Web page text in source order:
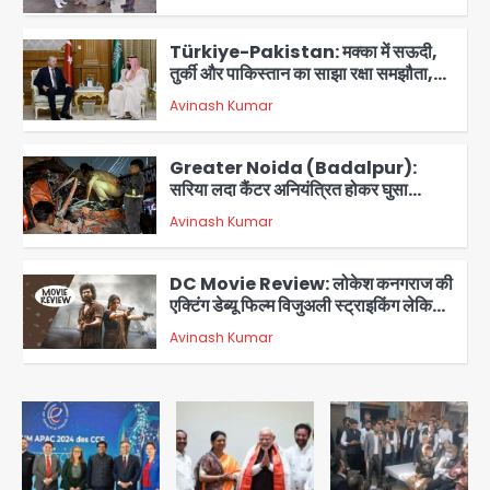
2
3
Türkiye-Pakistan: मक्का में सऊदी,
तुर्की और पाकिस्तान का साझा रक्षा समझौता,
जानें इसके मायने
Avinash Kumar
4
Greater Noida (Badalpur):
सरिया लदा कैंटर अनियंत्रित होकर घुसा
किराना दुकान में , ड्राइवर की मौत
Avinash Kumar
5
DC Movie Review: लोकेश कनगराज की
एक्टिंग डेब्यू फिल्म विजुअली स्ट्राइकिंग लेकिन
स्क्रीनप्ले में कमजोर, लेकिन कहानी अधूरी रह
गई, 3 स्टार रेटिंग
Avinash Kumar
1
Felix Hospital Noida: फेलिक्स
हॉस्पिटल और नोएडा लोक मंच की पहल, अब
सिर्फ 30 रुपये में मिलेगी 24 घंटे ऑनलाइन
डॉक्टर परामर्श सुविधा
Avinash Kumar